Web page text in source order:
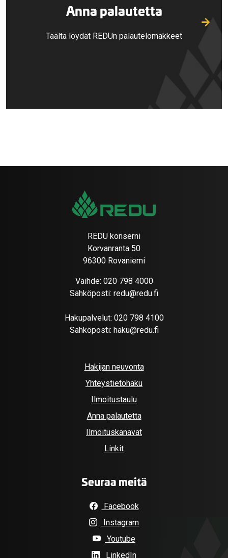
Anna palautetta
Täältä löydät REDUn palautelomakkeet
REDU konserni
Korvanranta 50
96300 Rovaniemi
Vaihde: 020 798 4000
Sähköposti: redu@redu.fi
Hakupalvelut: 020 798 4100
Sähköposti: haku@redu.fi
Hakijan neuvonta
Yhteystietohaku
Ilmoitustaulu
Anna palautetta
Ilmoituskanavat
Linkit
Seuraa meitä
Facebook
Instagram
Youtube
LinkedIn